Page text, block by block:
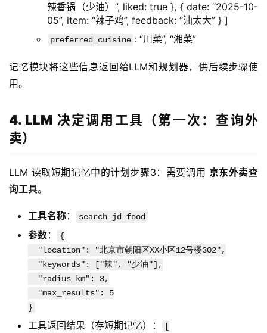
辣香锅（少油）”, liked: true }, { date: “2025-10-
05”, item: “辣子鸡”, feedback: “油太大” } ]
preferred_cuisine : “川菜”, “湘菜”
记忆模块将这些信息返回给LLM和规划器，供后续步骤使
用。
4. LLM 决定调用工具（第一次：查询外
卖）
LLM 读取短期记忆中的计划步骤3：需要调用 京东外卖查
询工具。
工具名称： search_jd_food
参数：
{
"location": "北京市朝阳区XX小区12号楼302",
"keywords": ["辣", "少油"],
"radius_km": 3,
"max_results": 5
}
工具返回结果（存短期记忆）： [